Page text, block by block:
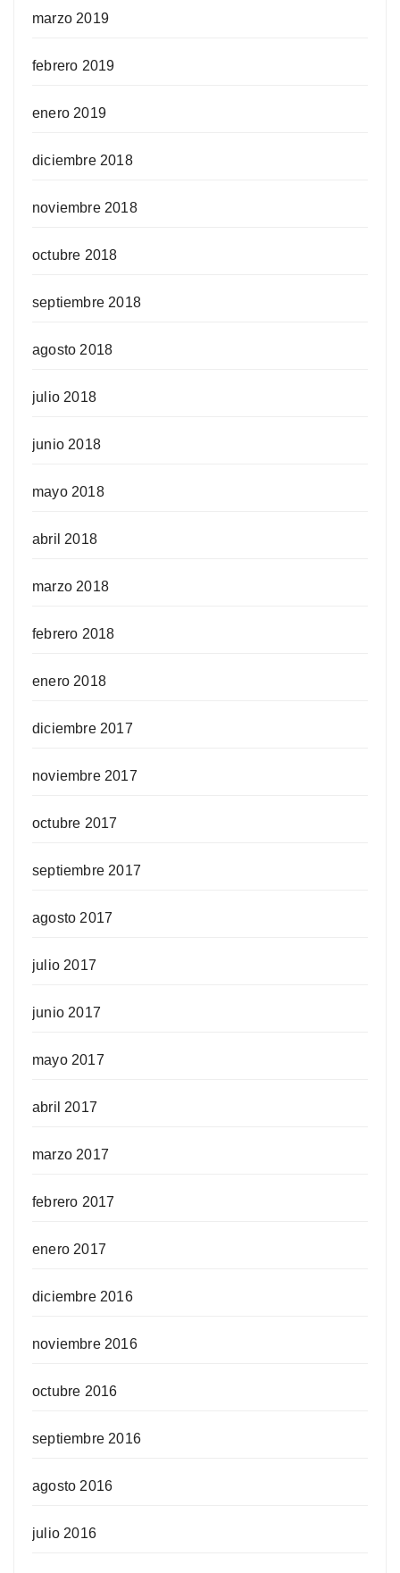
marzo 2019
febrero 2019
enero 2019
diciembre 2018
noviembre 2018
octubre 2018
septiembre 2018
agosto 2018
julio 2018
junio 2018
mayo 2018
abril 2018
marzo 2018
febrero 2018
enero 2018
diciembre 2017
noviembre 2017
octubre 2017
septiembre 2017
agosto 2017
julio 2017
junio 2017
mayo 2017
abril 2017
marzo 2017
febrero 2017
enero 2017
diciembre 2016
noviembre 2016
octubre 2016
septiembre 2016
agosto 2016
julio 2016